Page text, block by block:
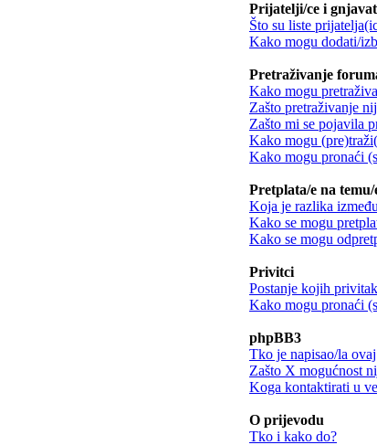
Prijatelji/ce i
Što su liste
Kako mogu dodati/
Pretraživanje
Kako mogu
Zašto pretraživanje
Zašto mi se pojavila
Kako mogu
Kako mogu pronaći
Pretplata/e na
Koja je razlika
Kako se mogu
Kako se mogu
Privitci
Postanje kojih
Kako mogu pronaći
phpBB3
Tko je napisao/la
Zašto X mogućnost
Koga kontaktirati u
O prijevodu
Tko i kako do?